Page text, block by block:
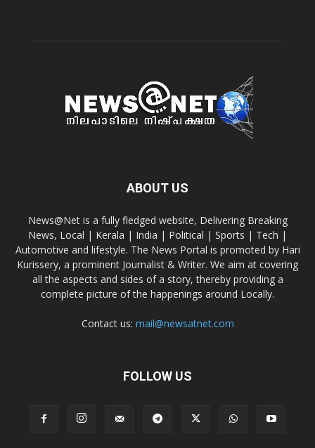
ABOUT US
News@Net is a fully fledged website, Delivering Breaking
News, Local | Kerala | India | Political | Sports | Tech |
Automotive and lifestyle. The News Portal is promoted by Hari
Kurissery, a prominent Journalist & Writer. We aim at covering
all the aspects and sides of a story, thereby providing a
complete picture of the happenings around Locally.
Contact us: mail@newsatnet.com
FOLLOW US